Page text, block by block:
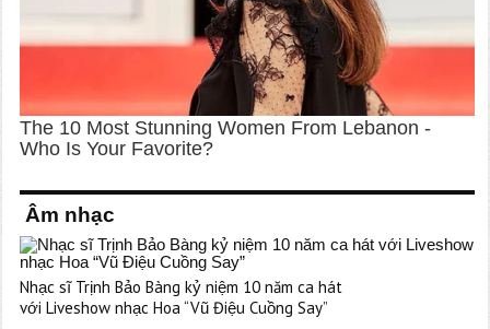
Âm nhạc
Nhạc sĩ Trịnh Bảo Bàng kỷ niệm 10 năm ca hát
với Liveshow nhạc Hoa “Vũ Điệu Cuồng Say”